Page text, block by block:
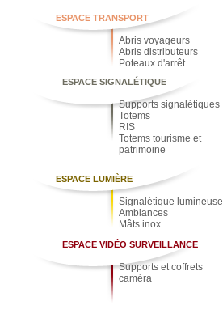
ESPACE TRANSPORT
Abris voyageurs
Abris distributeurs
Poteaux d'arrêt
ESPACE SIGNALÉTIQUE
Supports signalétiques
Totems
RIS
Totems tourisme et
patrimoine
ESPACE LUMIÈRE
Signalétique lumineuse
Ambiances
Mâts inox
ESPACE VIDÉO SURVEILLANCE
Supports et coffrets
caméra